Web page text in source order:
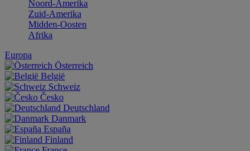
Noord-Amerika
Zuid-Amerika
Midden-Oosten
Afrika
Europa
Österreich
België
Schweiz
Česko
Deutschland
Danmark
España
Finland